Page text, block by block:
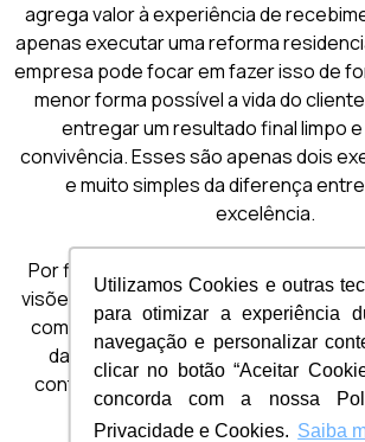
Utilizamos Cookies e outras
para otimizar a experiência
navegação e personalizar
clicar no botão “Aceitar
concorda com a nossa
Privacidade e Cookies. Saiba
agrega valor à experiência de
apenas executar uma reforma
empresa pode focar em fazer isso de
menor forma possível a vida do
entregar um resultado final limpo
convivência. Esses são apenas dois
e muito simples da diferença
excelência.
Por fim, podemos dizer que ao
visões em nossos processos,
compreensão dos requisitos do
das operações da empresa, mas
contínua pela excelência e pela
agregado.